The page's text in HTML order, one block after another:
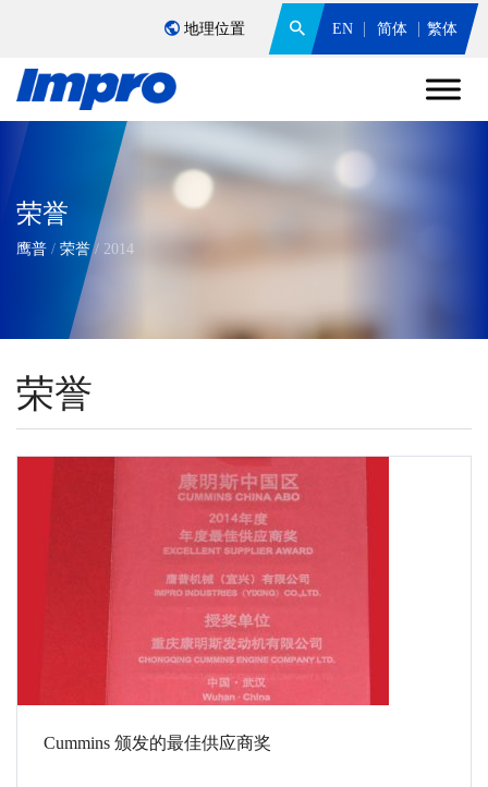
地理位置 EN 简体 繁体
荣誉
鹰普 / 荣誉/ 2014
荣誉
Cummins 颁发的最佳供应商奖